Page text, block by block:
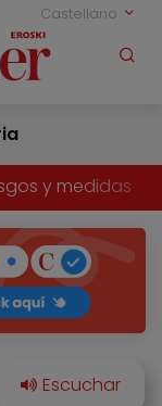
Castellano
y medidas